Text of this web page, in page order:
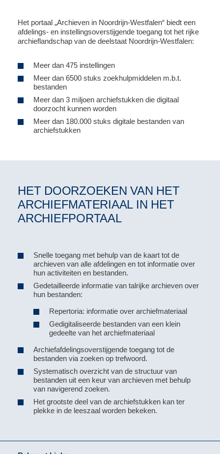
Het portaal „Archieven in Noordrijn-Westfalen“ biedt een
afdelings- en instellingsoverstijgende toegang tot het rijke
archieflandschap van de deelstaat Noordrijn-Westfalen:
Meer dan 475 instellingen
Meer dan 6500 stuks zoekhulpmiddelen m.b.t.
bestanden
Meer dan 3 miljoen archiefstukken die digitaal
doorzocht kunnen worden
Meer dan 180.000 stuks digitale bestanden van
archiefstukken
HET DOORZOEKEN VAN HET
ARCHIEFMATERIAAL IN HET
ARCHIEFPORTAAL
Snelle toegang met behulp van de kaart tot de
archieven van alle afdelingen en tot informatie over
hun activiteiten en bestanden.
Gedetailleerde informatie van talrijke archieven over
hun bestanden:
Repertoria: informatie over archiefmateriaal
Gedigitaliseerde bestanden van een klein
gedeelte van het archiefmateriaal
Archiefafdelingsoverstijgende toegang tot de
bestanden via zoeken op trefwoord.
Systematisch overzicht van de structuur van
bestanden uit een keur van archieven met behulp
van navigerend zoeken.
Het grootste deel van de archiefstukken kan ter
plekke in de leeszaal worden bekeken.